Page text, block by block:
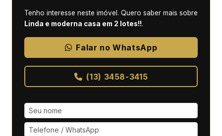
Tenho interesse neste imóvel. Quero saber mais sobre
Linda e moderna casa em 2 lotes!!.
Falar no WhatsApp
(13) 3458-3415